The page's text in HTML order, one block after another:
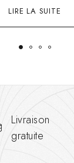
LIRE LA SUITE
Livraison
gratuite